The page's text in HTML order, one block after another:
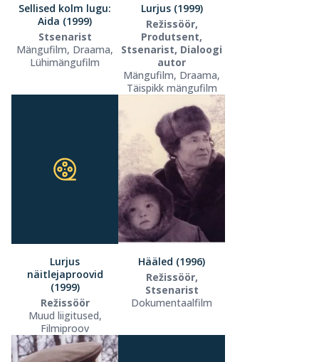
Sellised kolm lugu:
Aida (1999)
Stsenarist
Mängufilm, Draama,
Lühimängufilm
Lurjus (1999)
Režissöör,
Produtsent,
Stsenarist, Dialoogi
autor
Mängufilm, Draama,
Täispikk mängufilm
Lurjus
näitlejaproovid
(1999)
Režissöör
Muud liigitused,
Filmiproov
Hääled (1996)
Režissöör,
Stsenarist
Dokumentaalfilm